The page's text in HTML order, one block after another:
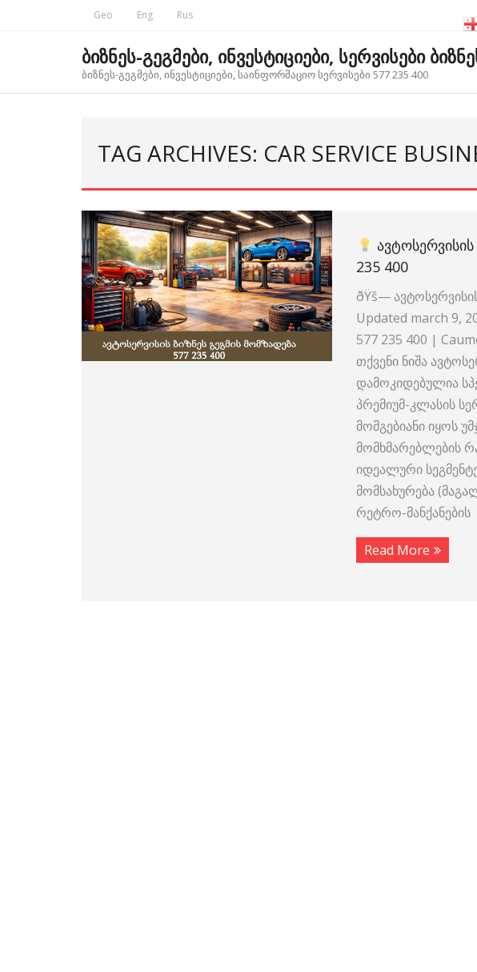
Geo Eng Rus
ბიზნეს-გეგმები, ინვესტიციები, სერვისები
ბიზნეს-გეგმები, ინვესტიციები, საინფორმაციო სერვისები 577 235 400
TAG ARCHIVES: CAR SERVICE
235 400
ðŸš—
Updated march 9,
577 235 400 |
თქვენი ნიშა
დამოკიდებულია
პრემიუმ-კლასის
მომგებიანი იყოს
მომხმარებლების
იდეალური
მომსახურება
რეტრო-მანქანების
Read More